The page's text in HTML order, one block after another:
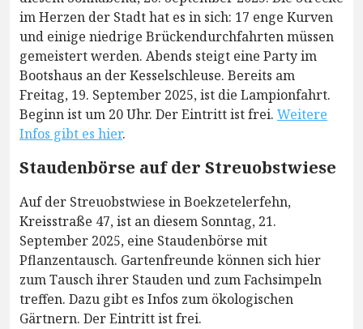
im Herzen der Stadt hat es in sich: 17 enge Kurven
und einige niedrige Brückendurchfahrten müssen
gemeistert werden. Abends steigt eine Party im
Bootshaus an der Kesselschleuse. Bereits am
Freitag, 19. September 2025, ist die Lampionfahrt.
Beginn ist um 20 Uhr. Der Eintritt ist frei. Weitere
Infos gibt es hier.
Staudenbörse auf der Streuobstwiese
Auf der Streuobstwiese in Boekzetelerfehn,
Kreisstraße 47, ist an diesem Sonntag, 21.
September 2025, eine Staudenbörse mit
Pflanzentausch. Gartenfreunde können sich hier
zum Tausch ihrer Stauden und zum Fachsimpeln
treffen. Dazu gibt es Infos zum ökologischen
Gärtnern. Der Eintritt ist frei.